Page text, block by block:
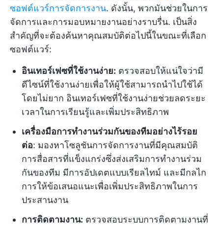
ซอฟต์แวร์การจัดการงาน. ดังนั้น, พวกมันช่วยในการ
จัดการและการมอบหมายงานอย่างราบรื่น. เป็นสิ่ง
สำคัญที่จะต้องค้นหาคุณสมบัติต่อไปนี้ในขณะที่เลือก
ซอฟต์แวร์:
อินเทอร์เฟซที่ใช้งานง่าย: ตรวจสอบให้แน่ใจว่ามี
ดีไซน์ที่ใช้งานง่ายเพื่อให้ผู้ใช้สามารถนำไปใช้ได้
โดยไม่ยาก อินเทอร์เฟซที่ใช้งานง่ายช่วยลดระยะ
เวลาในการเรียนรู้และเพิ่มประสิทธิภาพ
เครื่องมือการทำงานร่วมกันของทีมอย่างไร้รอย
ต่อ: มองหาโซลูชันการจัดการงานที่มีคุณสมบัติ
การสื่อสารที่แข็งแกร่งซึ่งส่งเสริมการทำงานร่วม
กันของทีม มีการอัปเดตแบบเรียลไทม์ และมีกลไก
การให้ข้อเสนอแนะเพื่อเพิ่มประสิทธิภาพในการ
ประสานงาน
การติดตามงาน: ตรวจสอบระบบการติดตามงานที่